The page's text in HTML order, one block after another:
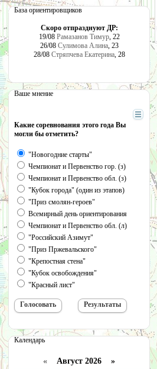
База ориентировщиков
Скоро отпразднуют ДР:
19/08 Рамазанов Тимур, 22
26/08 Сулимова Алина, 23
28/08 Стряпчева Екатерина, 28
Ваше мнение
Какие соревнования этого года Вы
могли бы отметить?
"Новогодние старты"
Чемпионат и Первенство гор. (з)
Чемпионат и Первенство обл. (з)
"Кубок города" (один из этапов)
"Приз смолян-героев"
Всемирный день ориентирования
Чемпионат и Первенство обл. (л)
"Российский Азимут"
"Приз Пржевальского"
"Крепостная стена"
"Кубок освобождения"
"Красный лист"
Календарь
« Август 2026 »